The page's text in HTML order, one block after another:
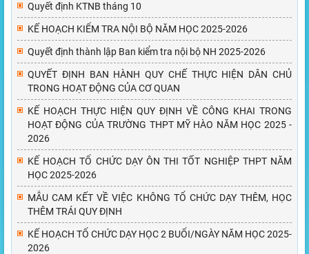
Quyết định KTNB tháng 10
KẾ HOẠCH KIỂM TRA NỘI BỘ NĂM HỌC 2025-2026
Quyết định thành lập Ban kiểm tra nội bộ NH 2025-2026
QUYẾT ĐỊNH BAN HÀNH QUY CHẾ THỰC HIỆN DÂN CHỦ
TRONG HOẠT ĐỘNG CỦA CƠ QUAN
KẾ HOẠCH THỰC HIỆN QUY ĐỊNH VỀ CÔNG KHAI TRONG
HOẠT ĐỘNG CỦA TRƯỜNG THPT MỸ HÀO NĂM HỌC 2025 -
2026
KẾ HOẠCH TỔ CHỨC DẠY ÔN THI TỐT NGHIỆP THPT NĂM
HỌC 2025-2026
MẪU CAM KẾT VỀ VIỆC KHÔNG TỔ CHỨC DẠY THÊM, HỌC
THÊM TRÁI QUY ĐỊNH
KẾ HOẠCH TỔ CHỨC DẠY HỌC 2 BUỔI/NGÀY NĂM HỌC 2025-
2026